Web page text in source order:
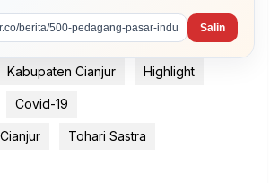
Salin
Kabupaten Cianjur Highlight
Covid-19
Tohari Sastra